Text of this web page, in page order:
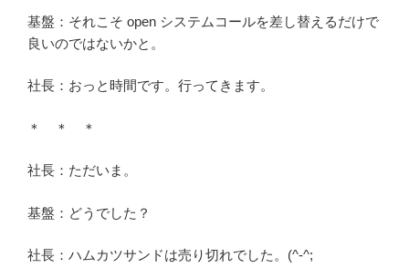
基盤：それこそ open システムコールを差し替えるだけで
良いのではないかと。
社長：おっと時間です。行ってきます。
＊ ＊ ＊
社長：ただいま。
基盤：どうでした？
社長：ハムカツサンドは売り切れでした。(^-^;